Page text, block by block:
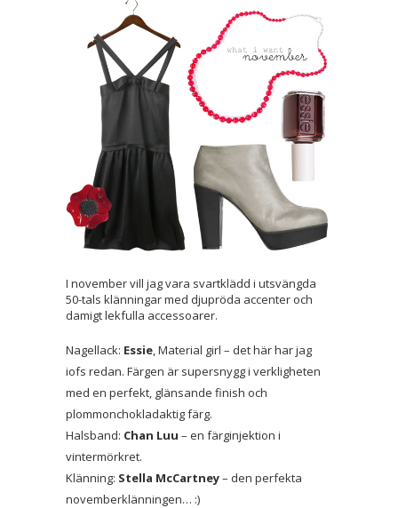
I november vill jag vara svartklädd i utsvängda
50-tals klänningar med djupröda accenter och
damigt lekfulla accessoarer.
Nagellack: Essie , Material girl – det här har jag
iofs redan. Färgen är supersnygg i verkligheten
med en perfekt, glänsande finish och
plommonchokladaktig färg.
Halsband: Chan Luu – en färginjektion i
vintermörkret.
Klänning: Stella McCartney– den perfekta
novemberklänningen… :)